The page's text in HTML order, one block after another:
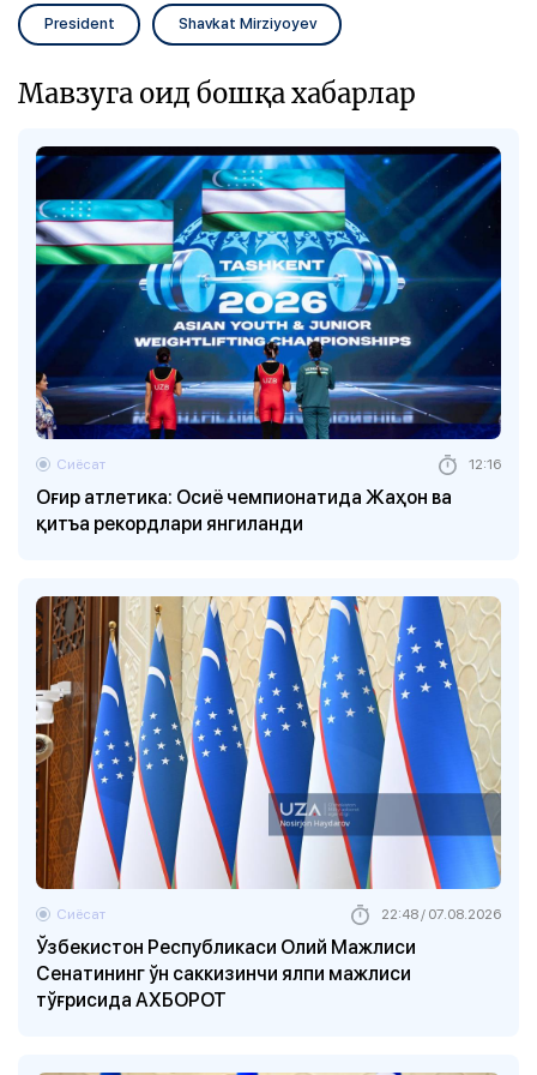
President Shavkat Mirziyoyev
Мавзуга оид бошқа хабарлар
Оғир атлетика: Осиё чемпионатида Жаҳон ва
қитъа рекордлари янгиланди
Сиёсат 12:16
Ўзбекистон Республикаси Олий Мажлиси
Сенатининг ўн саккизинчи ялпи мажлиси
тўғрисида АХБОРОТ
Сиёсат 22:48 / 07.08.2026